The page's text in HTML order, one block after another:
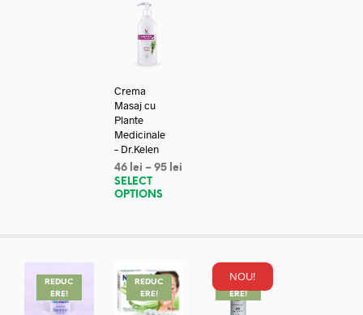
Crema
Masaj cu
Plante
Medicinale
– Dr.Kelen
46 lei – 95 lei
SELECT
OPTIONS
REDUC
ERE!
REDUC
ERE!
NOU!
REDUC
ERE!